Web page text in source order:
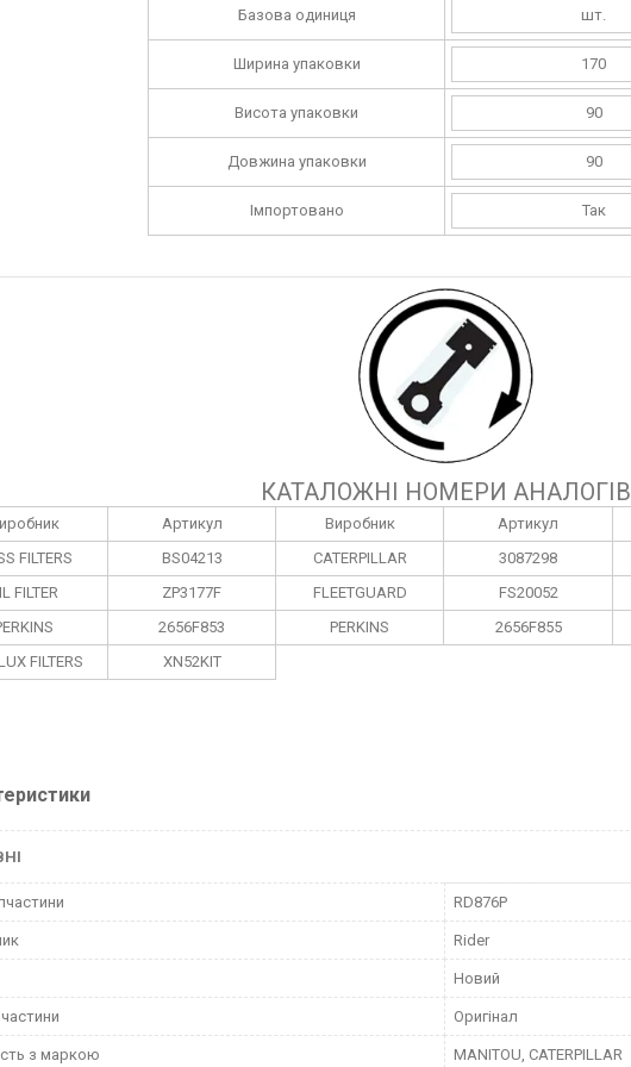
Базова одиниця шт.
Ширина упаковки 170
Висота упаковки 90
Довжина упаковки 90
Імпортовано Так
КАТАЛОЖНІ НОМЕРИ АНАЛОГІВ
Артикул Виробник Артикул
FILTERS
BS04213 CATERPILLAR 3087298
FILTER
ZP3177F FLEETGUARD FS20052
2656F853 PERKINS 2656F855
FILTERS
XN52KIT
RD876P
Rider
Новий
Оригінал
з маркою MANITOU, CATERPILLAR